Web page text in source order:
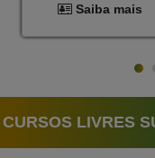
Saiba mais
CURSOS LIVRES